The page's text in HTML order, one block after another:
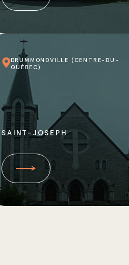
DRUMMONDVILLE (CENTRE-DU-
QUÉBEC)
SAINT-JOSEPH